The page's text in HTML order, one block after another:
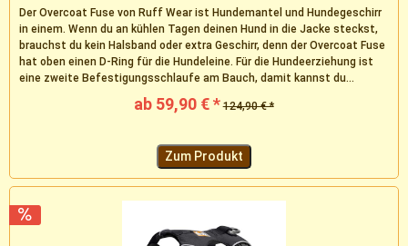
Der Overcoat Fuse von Ruff Wear ist Hundemantel und Hundegeschirr
in einem. Wenn du an kühlen Tagen deinen Hund in die Jacke steckst,
brauchst du kein Halsband oder extra Geschirr, denn der Overcoat Fuse
hat oben einen D-Ring für die Hundeleine. Für die Hundeerziehung ist
eine zweite Befestigungsschlaufe am Bauch, damit kannst du...
ab 59,90 € * 124,90 € *
Zum Produkt